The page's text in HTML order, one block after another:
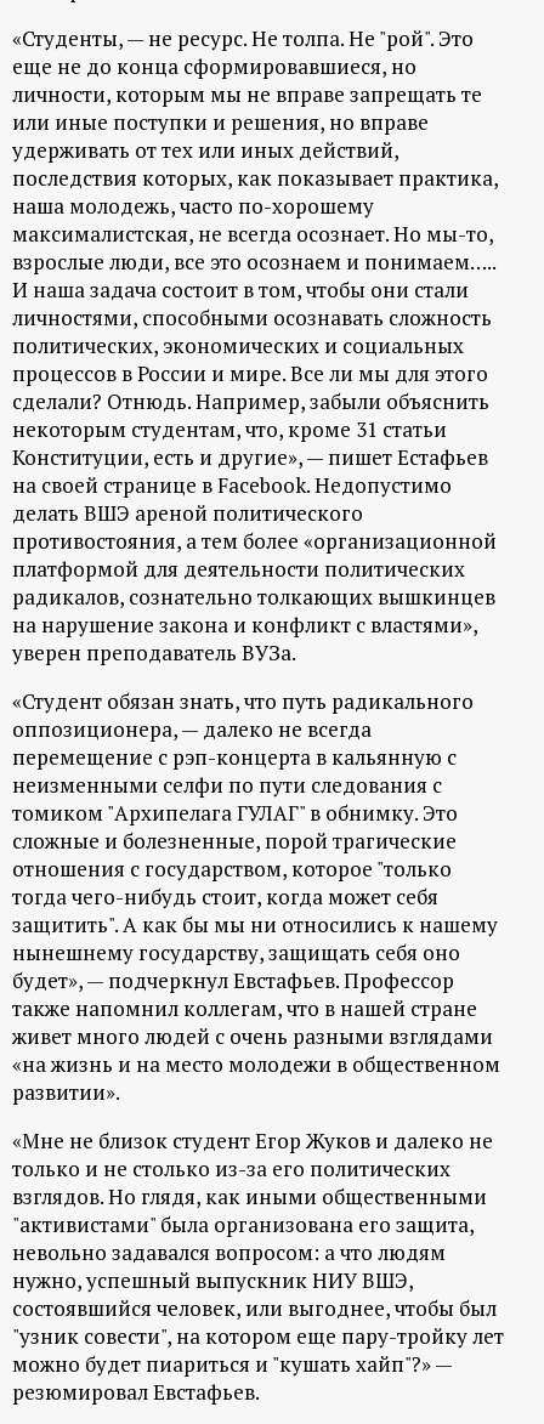
«Студенты, — не ресурс. Не толпа. Не "рой". Это
еще не до конца сформировавшиеся, но
личности, которым мы не вправе запрещать те
или иные поступки и решения, но вправе
удерживать от тех или иных действий,
последствия которых, как показывает практика,
наша молодежь, часто по-хорошему
максималистская, не всегда осознает. Но мы-то,
взрослые люди, все это осознаем и понимаем…..
И наша задача состоит в том, чтобы они стали
личностями, способными осознавать сложность
политических, экономических и социальных
процессов в России и мире. Все ли мы для этого
сделали? Отнюдь. Например, забыли объяснить
некоторым студентам, что, кроме 31 статьи
Конституции, есть и другие», — пишет Естафьев
на своей странице в Facebook. Недопустимо
делать ВШЭ ареной политического
противостояния, а тем более «организационной
платформой для деятельности политических
радикалов, сознательно толкающих вышкинцев
на нарушение закона и конфликт с властями»,
уверен преподаватель ВУЗа.
«Студент обязан знать, что путь радикального
оппозиционера, — далеко не всегда
перемещение с рэп-концерта в кальянную с
неизменными селфи по пути следования с
томиком "Архипелага ГУЛАГ" в обнимку. Это
сложные и болезненные, порой трагические
отношения с государством, которое "только
тогда чего-нибудь стоит, когда может себя
защитить". А как бы мы ни относились к нашему
нынешнему государству, защищать себя оно
будет», — подчеркнул Евстафьев. Профессор
также напомнил коллегам, что в нашей стране
живет много людей с очень разными взглядами
«на жизнь и на место молодежи в общественном
развитии».
«Мне не близок студент Егор Жуков и далеко не
только и не столько из-за его политических
взглядов. Но глядя, как иными общественными
"активистами" была организована его защита,
невольно задавался вопросом: а что людям
нужно, успешный выпускник НИУ ВШЭ,
состоявшийся человек, или выгоднее, чтобы был
"узник совести", на котором еще пару-тройку лет
можно будет пиариться и "кушать хайп"?» —
резюмировал Евстафьев.